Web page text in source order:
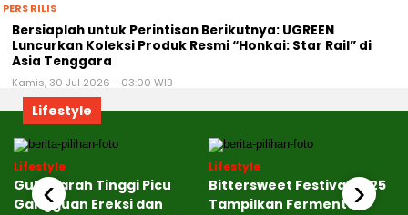
PERS RILIS
Bersiaplah untuk Perintisan Berikutnya: UGREEN
Luncurkan Koleksi Produk Resmi “Honkai: Star Rail” di
Asia Tenggara
Kamis, 30 Jul 2026 - 03:00 WIB
Lifestyle
Lifestyle
Gula Darah Tinggi Picu
Gangguan Ereksi dan
Lifestyle
Bittersweet Festival 2025
Tampilkan Fermentasi
‹ ›